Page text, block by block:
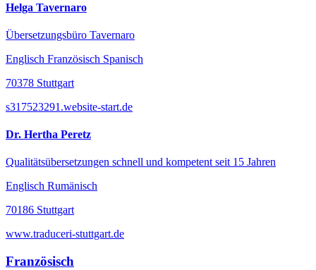
Helga Tavernaro
Übersetzungsbüro Tavernaro
Englisch Französisch Spanisch
70378 Stuttgart
s317523291.website-start.de
Dr. Hertha Peretz
Qualitätsübersetzungen schnell und kompetent seit 15 Jahren
Englisch Rumänisch
70186 Stuttgart
www.traduceri-stuttgart.de
Französisch